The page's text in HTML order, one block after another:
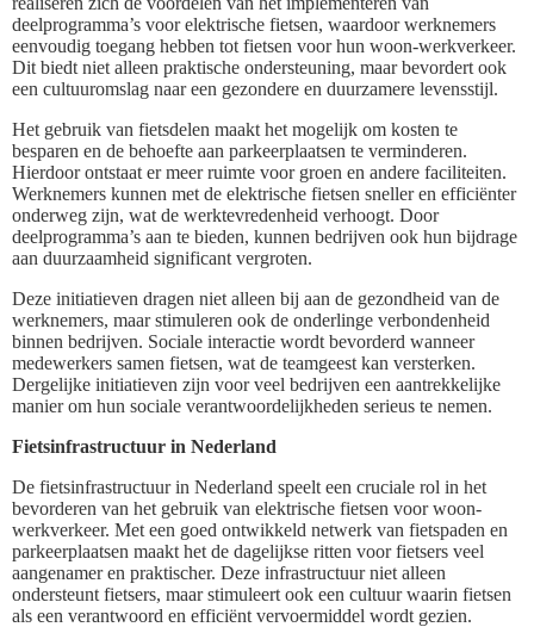
deelprogramma’s voor elektrische fietsen, waardoor werknemers
eenvoudig toegang hebben tot fietsen voor hun woon-werkverkeer.
Dit biedt niet alleen praktische ondersteuning, maar bevordert ook
een cultuuromslag naar een gezondere en duurzamere levensstijl.
Het gebruik van fietsdelen maakt het mogelijk om kosten te
besparen en de behoefte aan parkeerplaatsen te verminderen.
Hierdoor ontstaat er meer ruimte voor groen en andere faciliteiten.
Werknemers kunnen met de elektrische fietsen sneller en efficiënter
onderweg zijn, wat de werktevredenheid verhoogt. Door
deelprogramma’s aan te bieden, kunnen bedrijven ook hun bijdrage
aan duurzaamheid significant vergroten.
Deze initiatieven dragen niet alleen bij aan de gezondheid van de
werknemers, maar stimuleren ook de onderlinge verbondenheid
binnen bedrijven. Sociale interactie wordt bevorderd wanneer
medewerkers samen fietsen, wat de teamgeest kan versterken.
Dergelijke initiatieven zijn voor veel bedrijven een aantrekkelijke
manier om hun sociale verantwoordelijkheden serieus te nemen.
Fietsinfrastructuur in Nederland
De fietsinfrastructuur in Nederland speelt een cruciale rol in het
bevorderen van het gebruik van elektrische fietsen voor woon-
werkverkeer. Met een goed ontwikkeld netwerk van fietspaden en
parkeerplaatsen maakt het de dagelijkse ritten voor fietsers veel
aangenamer en praktischer. Deze infrastructuur niet alleen
ondersteunt fietsers, maar stimuleert ook een cultuur waarin fietsen
als een verantwoord en efficiënt vervoermiddel wordt gezien.